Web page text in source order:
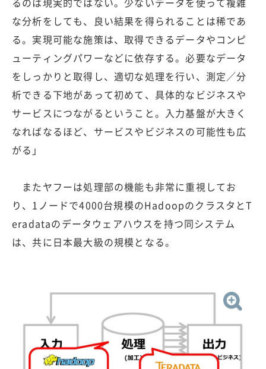
な分析をしても、良い結果を得られることは稀であ
る。実現可能な施策は、取得できるデータやコンピ
ューティングパワーなどに依存する。必要なデータ
をしっかりと取得し、適切な処理を行い、測定／分
析できる下地があって初めて、具体的なビジネスや
サービスにつながるということ。入力基盤が大きく
なればなるほど、サービスやビジネスの可能性も広
がる」
またヤフーは処理部の機能も非常に重視してお
り、1ノードで4000台規模のHadoopのクラスタとT
eradataのデータウェアハウスを持つ同システム
は、共に日本最大級の規模となる。